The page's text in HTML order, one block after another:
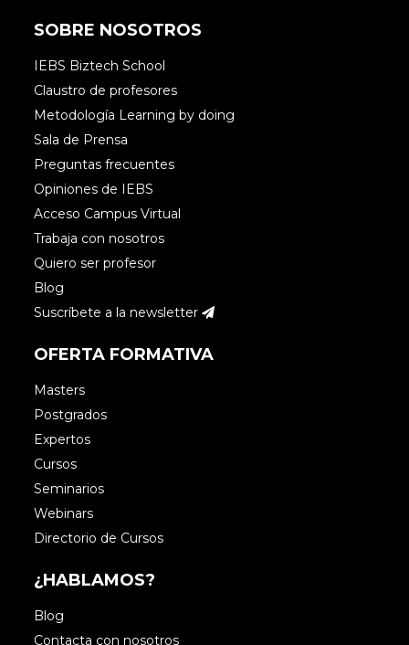
SOBRE NOSOTROS
IEBS Biztech School
Claustro de profesores
Metodología Learning by doing
Sala de Prensa
Preguntas frecuentes
Opiniones de IEBS
Acceso Campus Virtual
Trabaja con nosotros
Quiero ser profesor
Blog
Suscríbete a la newsletter
OFERTA FORMATIVA
Masters
Postgrados
Expertos
Cursos
Seminarios
Webinars
Directorio de Cursos
¿HABLAMOS?
Blog
Contacta con nosotros